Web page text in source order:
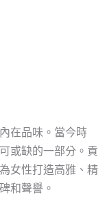
在品味。當今時
或缺的一部分。貢
女性打造高雅、精
和聲譽。